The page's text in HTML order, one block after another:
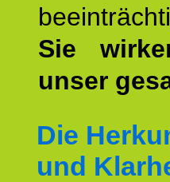
Sie
unser
Die
und